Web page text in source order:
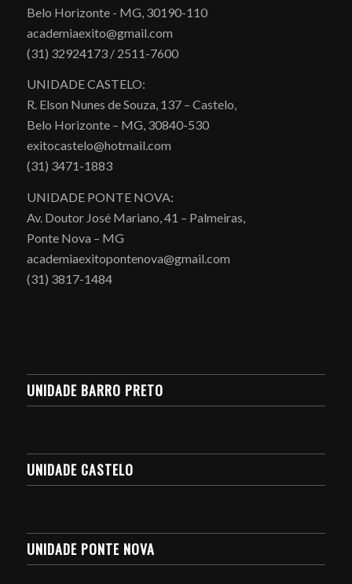
Belo Horizonte - MG, 30190-110
academiaexito@gmail.com
(31) 32924173 / 2511-7600
UNIDADE CASTELO:
R. Elson Nunes de Souza, 137 – Castelo,
Belo Horizonte – MG, 30840-530
exitocastelo@hotmail.com
(31) 3471-1883
UNIDADE PONTE NOVA:
Av. Doutor José Mariano, 41 – Palmeiras,
Ponte Nova – MG
academiaexitopontenova@gmail.com
(31) 3817-1484
UNIDADE BARRO PRETO
UNIDADE CASTELO
UNIDADE PONTE NOVA